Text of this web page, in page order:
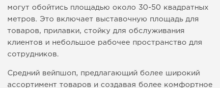
могут обойтись площадью около 30-50 квадратных
метров. Это включает выставочную площадь для
товаров, прилавки, стойку для обслуживания
клиентов и небольшое рабочее пространство для
сотрудников.
Средний вейпшоп, предлагающий более широкий
ассортимент товаров и создавая более комфортное